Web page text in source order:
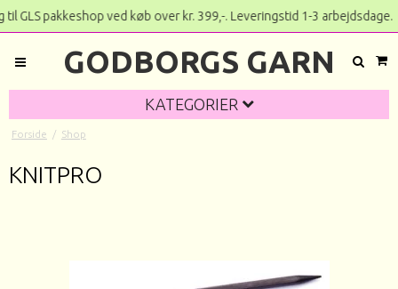
pakkeshop ved køb over kr. 399,-. Leveringstid 1-3
GODBORGS GARN
KATEGORIER
Forside / Shop
KNITPRO